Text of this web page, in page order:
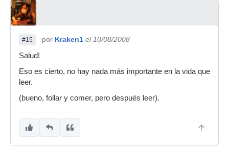
#15 por Kraken1 el 10/08/2008
Salud!
Eso es cierto, no hay nada más importante en la vida que
leer.
(bueno, follar y comer, pero después leer).